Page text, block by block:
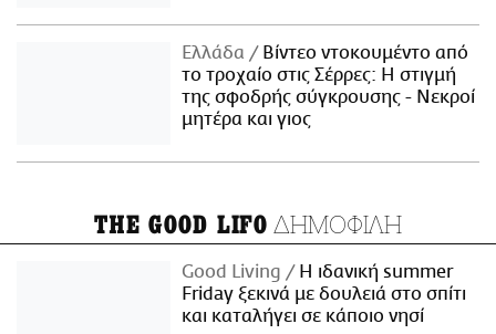
Ελλάδα
Βίντεο ντοκουμέντο από
το τροχαίο στις Σέρρες: Η στιγμή
της σφοδρής σύγκρουσης - Νεκροί
μητέρα και γιος
THE GOOD LIFO ΔΗΜΟΦΙΛΗ
Good Living
Η ιδανική summer
Friday ξεκινά με δουλειά στο σπίτι
και καταλήγει σε κάποιο νησί